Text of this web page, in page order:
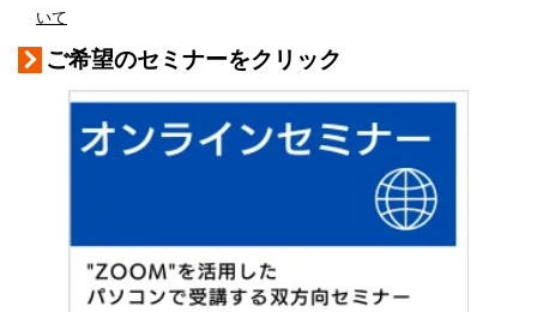
いて
ご希望のセミナーをクリック